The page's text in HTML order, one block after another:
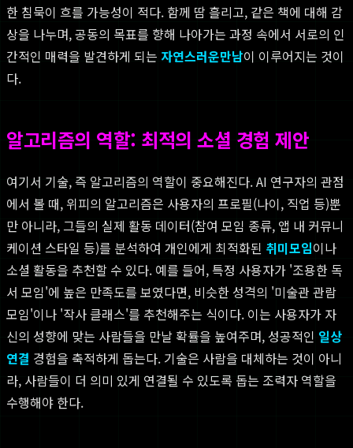
한 침묵이 흐를 가능성이 적다. 함께 땀 흘리고, 같은 책에 대해 감
상을 나누며, 공동의 목표를 향해 나아가는 과정 속에서 서로의 인
간적인 매력을 발견하게 되는 자연스러운만남이 이루어지는 것이
다.
알고리즘의 역할: 최적의 소셜 경험 제안
여기서 기술, 즉 알고리즘의 역할이 중요해진다. AI 연구자의 관점
에서 볼 때, 위피의 알고리즘은 사용자의 프로필(나이, 직업 등)뿐
만 아니라, 그들의 실제 활동 데이터(참여 모임 종류, 앱 내 커뮤니
케이션 스타일 등)를 분석하여 개인에게 최적화된 취미모임이나
소셜 활동을 추천할 수 있다. 예를 들어, 특정 사용자가 '조용한 독
서 모임'에 높은 만족도를 보였다면, 비슷한 성격의 '미술관 관람
모임'이나 '작사 클래스'를 추천해주는 식이다. 이는 사용자가 자
신의 성향에 맞는 사람들을 만날 확률을 높여주며, 성공적인 일상
연결 경험을 축적하게 돕는다. 기술은 사람을 대체하는 것이 아니
라, 사람들이 더 의미 있게 연결될 수 있도록 돕는 조력자 역할을
수행해야 한다.